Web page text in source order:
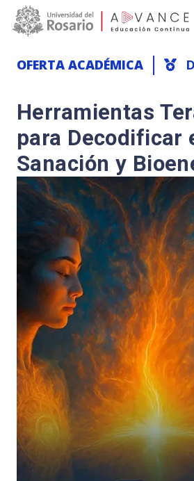
Pasar
Main navigation
OFERTA ACADÉMICA
Herramientas
para Decodificar
Sanación y